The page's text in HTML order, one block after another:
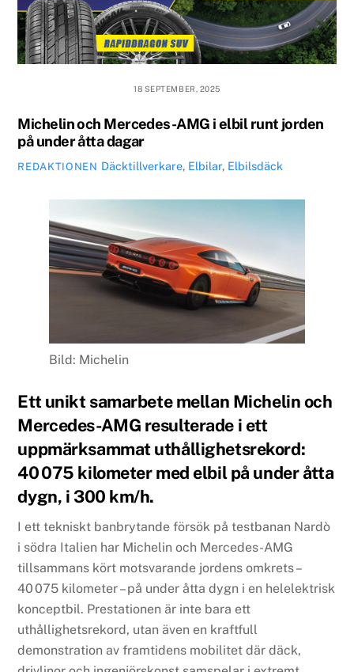
18 SEPTEMBER, 2025
Michelin och Mercedes-AMG i elbil runt jorden
på under åtta dagar
REDAKTIONEN Däcktillverkare, Elbilar, Elbilsdäck
Bild: Michelin
Ett unikt samarbete mellan Michelin och
Mercedes-AMG resulterade i ett
uppmärksammat uthållighetsrekord:
40 075 kilometer med elbil på under åtta
dygn, i 300 km/h.
I ett tekniskt banbrytande försök på testbanan Nardò
i södra Italien har Michelin och Mercedes-AMG
tillsammans kört motsvarande jordens omkrets –
40 075 kilometer – på under åtta dygn i en helelektrisk
konceptbil. Prestationen är inte bara ett
uthållighetsrekord, utan även en kraftfull
demonstration av framtidens mobilitet där däck,